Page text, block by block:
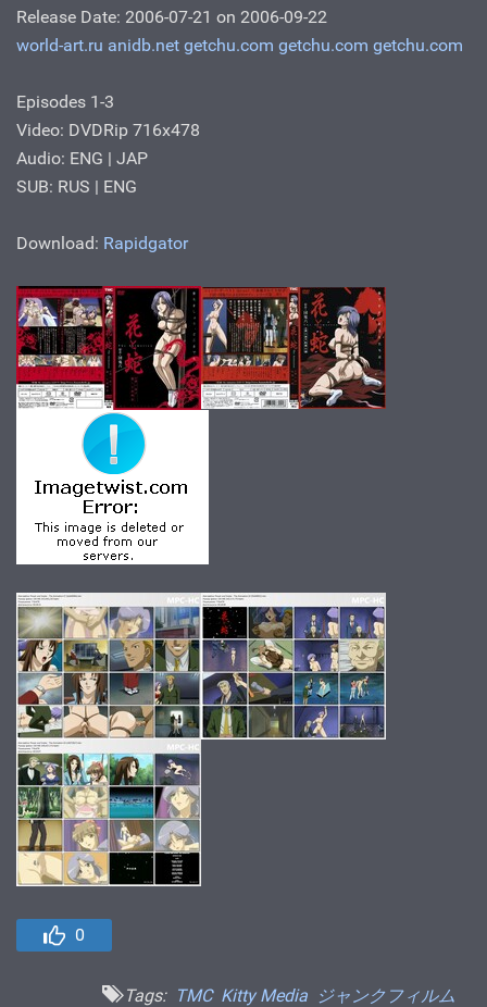
Release Date: 2006-07-21 on 2006-09-22
world-art.ru anidb.net getchu.com getchu.com getchu.com
Episodes 1-3
Video: DVDRip 716x478
Audio: ENG | JAP
SUB: RUS | ENG
Download: Rapidgator
0
Tags: TMC Kitty Media ジャンクフィルム